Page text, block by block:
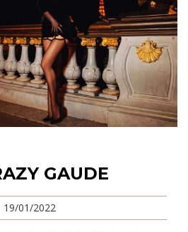
GAUDE
19/01/2022